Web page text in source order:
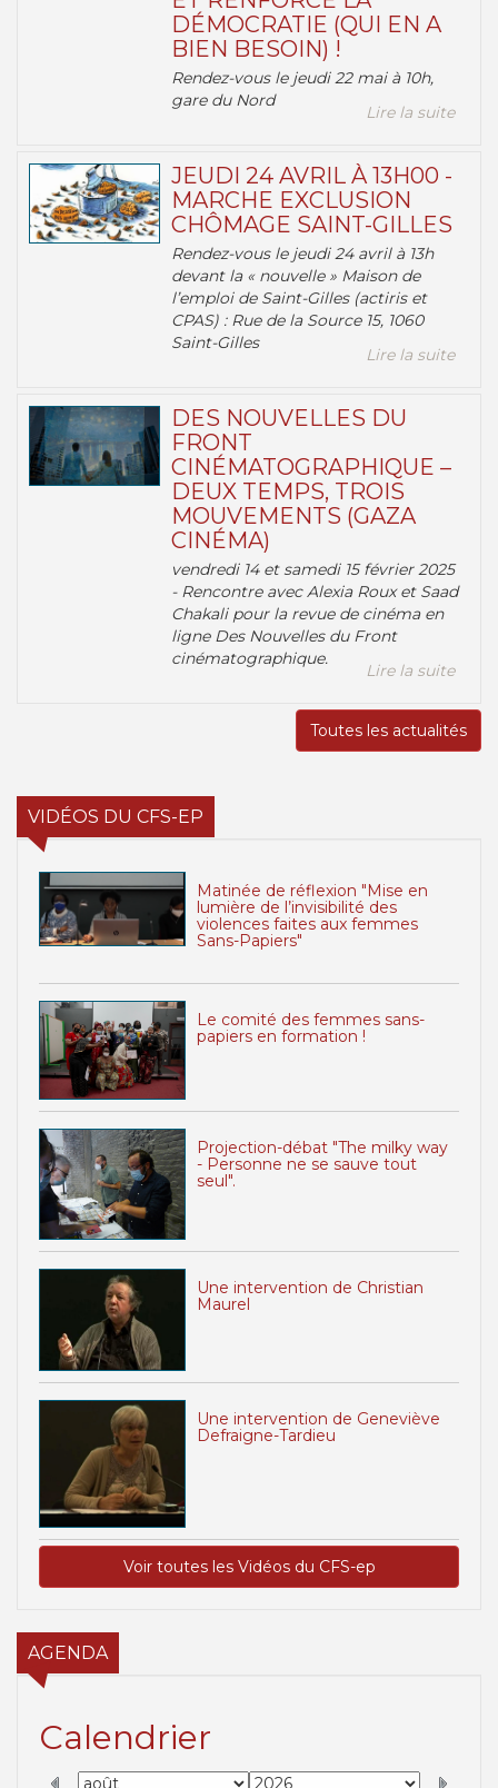
DÉMOCRATIE (QUI EN A
BIEN BESOIN) !
Rendez-vous le jeudi 22 mai à 10h,
gare du Nord
Lire la suite
JEUDI 24 AVRIL À 13H00 -
MARCHE EXCLUSION
CHÔMAGE SAINT-GILLES
Rendez-vous le jeudi 24 avril à 13h
devant la « nouvelle » Maison de
l’emploi de Saint-Gilles (actiris et
CPAS) : Rue de la Source 15, 1060
Saint-Gilles
Lire la suite
DES NOUVELLES DU
FRONT
CINÉMATOGRAPHIQUE –
DEUX TEMPS, TROIS
MOUVEMENTS (GAZA
CINÉMA)
vendredi 14 et samedi 15 février 2025
- Rencontre avec Alexia Roux et Saad
Chakali pour la revue de cinéma en
ligne Des Nouvelles du Front
cinématographique.
Lire la suite
Toutes les actualités
VIDÉOS DU CFS-EP
Matinée de réflexion "Mise en
lumière de l’invisibilité des
violences faites aux femmes
Sans-Papiers"
Le comité des femmes sans-
papiers en formation !
Projection-débat "The milky way
- Personne ne se sauve tout
seul".
Une intervention de Christian
Maurel
Une intervention de Geneviève
Defraigne-Tardieu
Voir toutes les Vidéos du CFS-ep
AGENDA
Calendrier